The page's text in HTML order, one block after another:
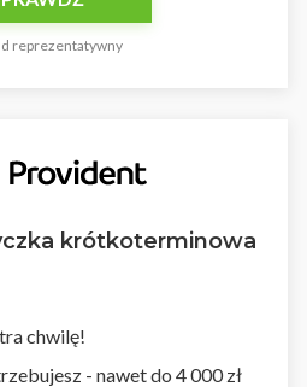
reprezentatywny
krótkoterminowa
chwilę!
- nawet do 4 000 zł